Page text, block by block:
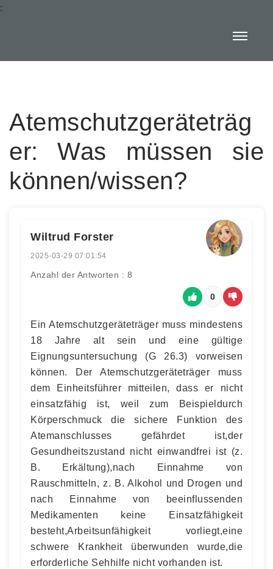
:
Atemschutzgeräteträg
er: Was müssen sie
können/wissen?
Wiltrud Forster
2025-03-29 07:01:54
Anzahl der Antworten : 8
0
Ein Atemschutzgeräteträger muss mindestens
18 Jahre alt sein und eine gültige
Eignungsuntersuchung (G 26.3) vorweisen
können. Der Atemschutzgeräteträger muss
dem Einheitsführer mitteilen, dass er nicht
einsatzfähig ist, weil zum Beispieldurch
Körperschmuck die sichere Funktion des
Atemanschlusses gefährdet ist,der
Gesundheitszustand nicht einwandfrei ist (z.
B. Erkältung),nach Einnahme von
Rauschmitteln, z. B. Alkohol und Drogen und
nach Einnahme von beeinflussenden
Medikamenten keine Einsatzfähigkeit
besteht,Arbeitsunfähigkeit vorliegt,eine
schwere Krankheit überwunden wurde,die
erforderliche Sehhilfe nicht vorhanden ist.